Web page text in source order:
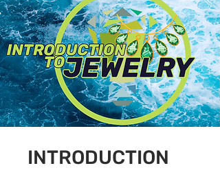
INTRODUCTION